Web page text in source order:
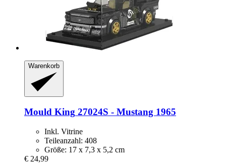
Warenkorb
Mould King 27024S -​ Mustang 1965
Inkl. Vitrine
Teileanzahl: 408
Größe: 17 x 7,3 x 5,2 cm
€ 24,99